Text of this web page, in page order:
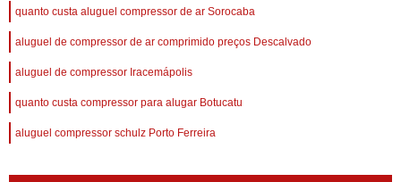
quanto custa aluguel compressor de ar Sorocaba
aluguel de compressor de ar comprimido preços Descalvado
aluguel de compressor Iracemápolis
quanto custa compressor para alugar Botucatu
aluguel compressor schulz Porto Ferreira